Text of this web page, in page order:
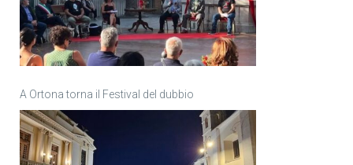
A Ortona torna il Festival del dubbio